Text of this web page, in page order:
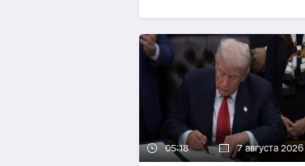
05:18 7 августа 2026